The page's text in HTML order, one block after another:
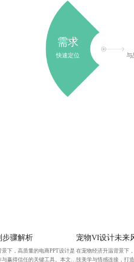
需求
快速定位 与
步骤解析
下，高质量的电商PPT设计是
赢得信任的关键工具。本文系
宠物VI设计未来
在宠物经济升温背景下
技美学与情感连接，打